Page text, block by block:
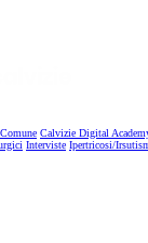
Calvizie Digital
Interviste Ipertricosi/